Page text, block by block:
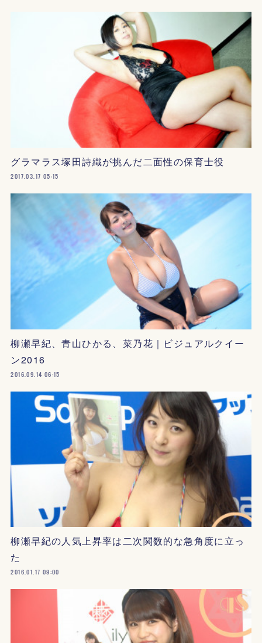
グラマラス塚田詩織が挑んだ二面性の保育士役
2017.03.17 05:15
柳瀬早紀、青山ひかる、菜乃花｜ビジュアルクイー
ン2016
2016.09.14 06:15
柳瀬早紀の人気上昇率は二次関数的な急角度に立っ
た
2016.01.17 09:00